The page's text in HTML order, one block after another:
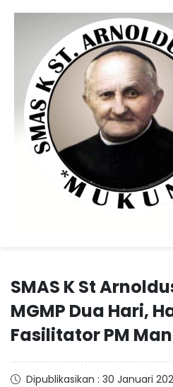
SMAS K St
MGMP Dua Hari,
Fasilitator PM
Dipublikasikan : 30 Januari